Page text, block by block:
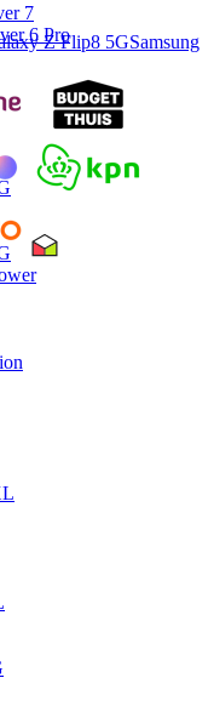
7
6 Pro
Z Flip8 5GSamsung